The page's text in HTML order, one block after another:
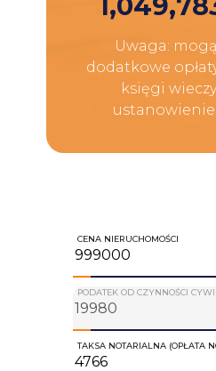
Uwaga:
dodatkowe
księgi
CENA NIERUCHOMOŚCI
PODATEK OD CZYNNOŚCI
TAKSA NOTARIALNA (OPŁATA